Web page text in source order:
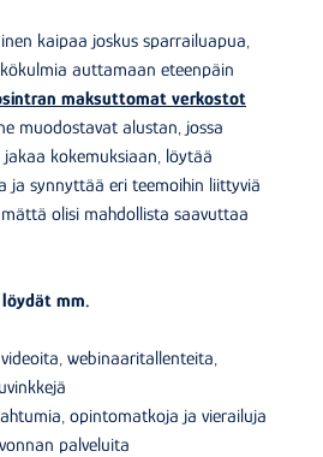
kaipaa joskus sparrailuapua,
auttamaan eteenpäin
maksuttomat verkostot
muodostavat alustan, jossa
kokemuksiaan, löytää
ja synnyttää eri teemoihin liittyviä
olisi mahdollista saavuttaa
mm.
webinaaritallenteita,
opintomatkoja ja vierailuja
palveluita